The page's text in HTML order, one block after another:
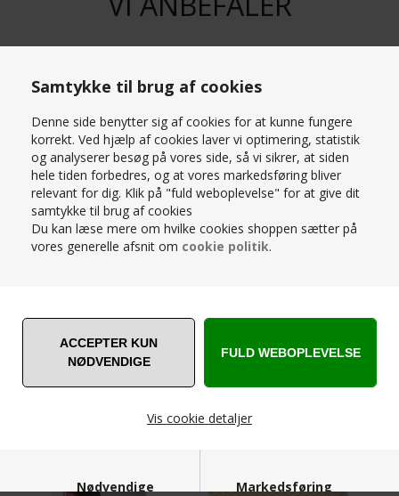
Samtykke til brug af cookies
Denne side benytter sig af cookies for at kunne fungere
korrekt. Ved hjælp af cookies laver vi optimering, statistik
og analyserer besøg på vores side, så vi sikrer, at siden
hele tiden forbedres, og at vores markedsføring bliver
relevant for dig. Klik på "fuld weboplevelse" for at give dit
samtykke til brug af cookies
Du kan læse mere om hvilke cookies shoppen sætter på
vores generelle afsnit om cookie politik.
Vis cookie detaljer
Nødvendige Markedsføring
PRIS
5.999,00
POPULÆRE LIGE NU